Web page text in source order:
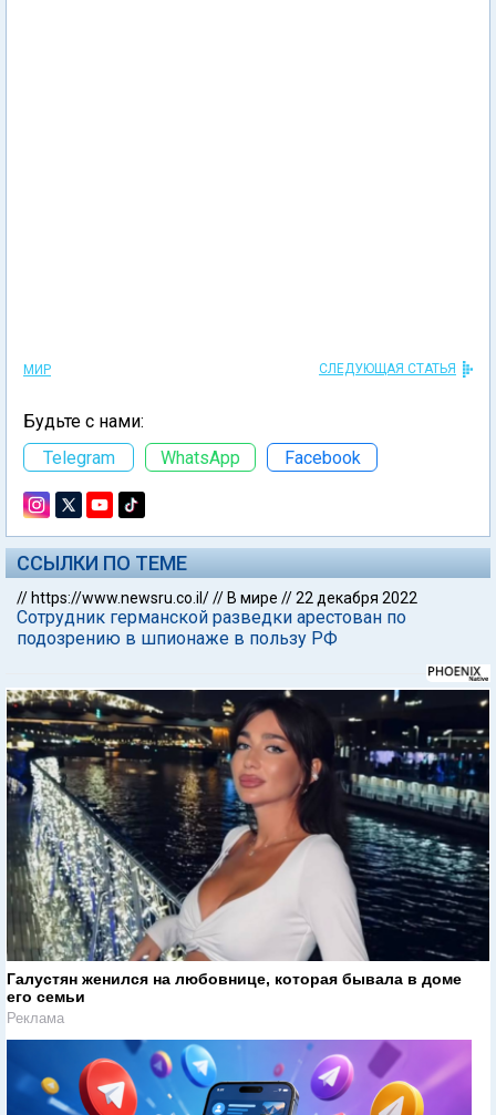
МИР СЛЕДУЮЩАЯ СТАТЬЯ
Будьте с нами:
Telegram
WhatsApp Facebook
ССЫЛКИ ПО ТЕМЕ
// https://www.newsru.co.il/// В мире //22 декабря 2022
Сотрудник германской разведки арестован по
подозрению в шпионаже в пользу РФ
Галустян женился на любовнице, которая бывала в доме
его семьи
Реклама